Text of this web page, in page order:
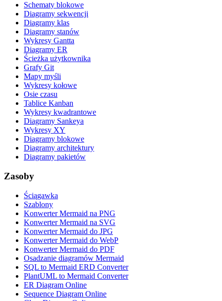
Schematy blokowe
Diagramy sekwencji
Diagramy klas
Diagramy stanów
Wykresy Gantta
Diagramy ER
Ścieżka użytkownika
Grafy Git
Mapy myśli
Wykresy kołowe
Osie czasu
Tablice Kanban
Wykresy kwadrantowe
Diagramy Sankeya
Wykresy XY
Diagramy blokowe
Diagramy architektury
Diagramy pakietów
Zasoby
Ściągawka
Szablony
Konwerter Mermaid na PNG
Konwerter Mermaid na SVG
Konwerter Mermaid do JPG
Konwerter Mermaid do WebP
Konwerter Mermaid do PDF
Osadzanie diagramów Mermaid
SQL to Mermaid ERD Converter
PlantUML to Mermaid Converter
ER Diagram Online
Sequence Diagram Online